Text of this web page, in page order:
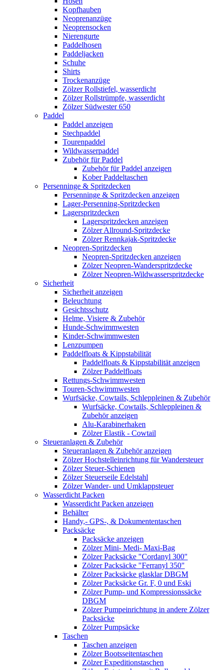
Kopfhauben
Neoprenanzüge
Neoprensocken
Nierengurte
Paddelhosen
Paddeljacken
Schuhe
Shirts
Trockenanzüge
Zölzer Rollstiefel, wasserdicht
Zölzer Rollstrümpfe, wasserdicht
Zölzer Südwester 650
Paddel
Paddel anzeigen
Stechpaddel
Tourenpaddel
Wildwasserpaddel
Zubehör für Paddel
Zubehör für Paddel anzeigen
Kober Paddeltaschen
Persenninge & Spritzdecken
Persenninge & Spritzdecken anzeigen
Lager-Persenning-Spritzdecken
Lagerspritzdecken
Lagerspritzdecken anzeigen
Zölzer Allround-Spritzdecke
Zölzer Rennkajak-Spritzdecke
Neopren-Spritzdecken
Neopren-Spritzdecken anzeigen
Zölzer Neopren-Wanderspritzdecke
Zölzer Neopren-Wildwasserspritzdecke
Sicherheit
Sicherheit anzeigen
Beleuchtung
Gesichtsschutz
Helme, Visiere & Zubehör
Hunde-Schwimmwesten
Kinder-Schwimmwesten
Lenzpumpen
Paddelfloats & Kippstabilität
Paddelfloats & Kippstabilität anzeigen
Zölzer Paddelfloats
Rettungs-Schwimmwesten
Touren-Schwimmwesten
Wurfsäcke, Cowtails, Schleppleinen & Zubehör
Wurfsäcke, Cowtails, Schleppleinen &
Zubehör anzeigen
Alu-Karabinerhaken
Zölzer Elastik - Cowtail
Steueranlagen & Zubehör
Steueranlagen & Zubehör anzeigen
Zölzer Hochstelleinrichtung für Wandersteuer
Zölzer Steuer-Schienen
Zölzer Steuerseile Edelstahl
Zölzer Wander- und Umklappsteuer
Wasserdicht Packen
Wasserdicht Packen anzeigen
Behälter
Handy,- GPS-, & Dokumententaschen
Packsäcke
Packsäcke anzeigen
Zölzer Mini- Medi- Maxi-Bag
Zölzer Packsäcke "Cordanyl 300"
Zölzer Packsäcke "Ferranyl 350"
Zölzer Packsäcke glasklar DBGM
Zölzer Packsäcke Gr. F, 0 und Eski
Zölzer Pump- und Kompressionssäcke
DBGM
Zölzer Pumpeinrichtung in andere Zölzer
Packsäcke
Zölzer Pumpsäcke
Taschen
Taschen anzeigen
Zölzer Bootsseitentaschen
Zölzer Expeditionstaschen